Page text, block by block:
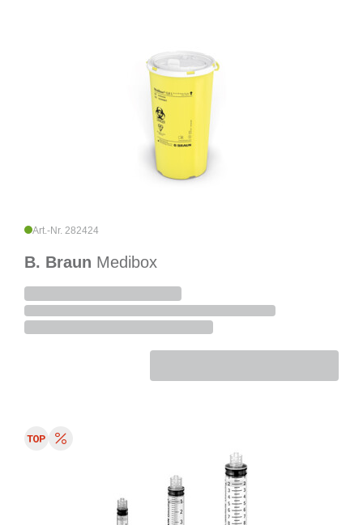
Art.-Nr. 282424
B. Braun Medibox